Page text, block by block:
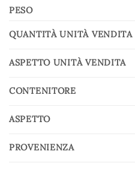
PESO
QUANTITÀ UNITÀ VENDITA
ASPETTO UNITÀ VENDITA
CONTENITORE
ASPETTO
PROVENIENZA